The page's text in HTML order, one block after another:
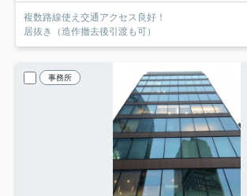
複数路線使え交通アクセス良好！
居抜き（造作撤去後引渡も可）
事務所